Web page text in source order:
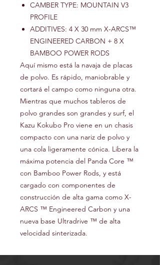
CAMBER TYPE: MOUNTAIN V3
PROFILE
ADDITIVES: 4 X 30 mm X-ARCS™
ENGINEERED CARBON + 8 X
BAMBOO POWER RODS
Aquí mismo está la navaja de placas
de polvo. Es rápido, maniobrable y
cortará el campo como ninguna otra.
Mientras que muchos tableros de
polvo grandes son grandes y surf, el
Kazu Kokubo Pro viene en un chasis
compacto con una nariz de polvo y
una cola ligeramente cónica. Libera la
máxima potencia del Panda Core ™
con Bamboo Power Rods, y está
cargado con componentes de
construcción de alta gama como X-
ARCS ™ Engineered Carbon y una
nueva base Ultradrive ™ de alta
velocidad sinterizada.